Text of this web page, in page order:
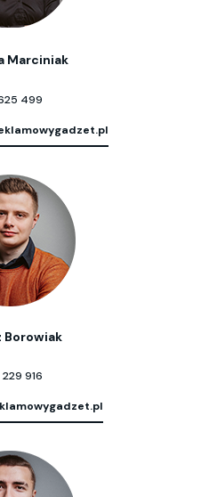
Marciniak
499
Borowiak
916